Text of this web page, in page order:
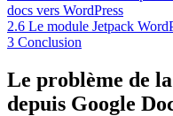
docs vers WordPress
2.6 Le module Jetpack
3 Conclusion
Le problème de
depuis Google